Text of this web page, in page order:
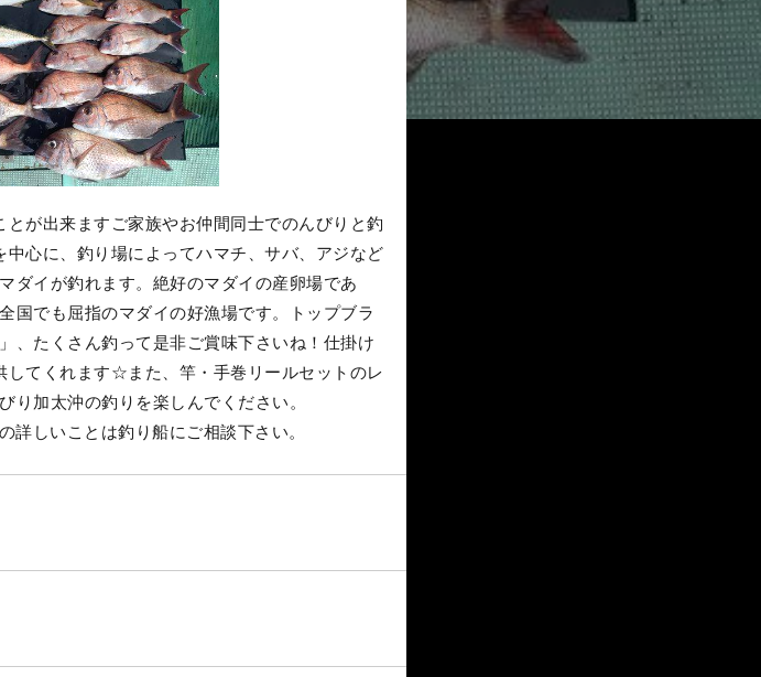
が出来ますご家族やお仲間同士でのんびりと釣
心に、釣り場によってハマチ、サバ、アジなど
ダイが釣れます。絶好のマダイの産卵場であ
国でも屈指のマダイの好漁場です。トップブラ
、たくさん釣って是非ご賞味下さいね！仕掛け
してくれます☆また、竿・手巻リールセットのレ
り加太沖の釣りを楽しんでください。
しいことは釣り船にご相談下さい。